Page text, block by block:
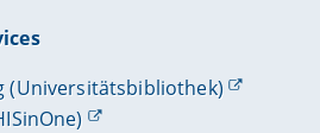
(Universitätsbibliothek)